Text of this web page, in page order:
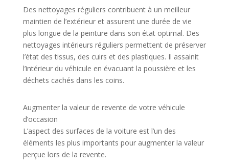
Des nettoyages réguliers contribuent à un meilleur
maintien de l’extérieur et assurent une durée de vie
plus longue de la peinture dans son état optimal. Des
nettoyages intérieurs réguliers permettent de préserver
l’état des tissus, des cuirs et des plastiques. Il assainit
l’intérieur du véhicule en évacuant la poussière et les
déchets cachés dans les coins.
Augmenter la valeur de revente de votre véhicule
d’occasion
L’aspect des surfaces de la voiture est l’un des
éléments les plus importants pour augmenter la valeur
perçue lors de la revente.